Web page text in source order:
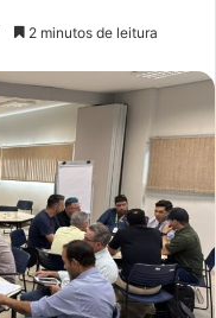
2 minutos de leitura